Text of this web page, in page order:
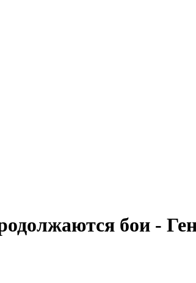
бои -